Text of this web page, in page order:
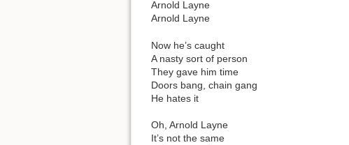
Arnold Layne
Arnold Layne
Now he’s caught
A nasty sort of person
They gave him time
Doors bang, chain gang
He hates it
Oh, Arnold Layne
It’s not the same